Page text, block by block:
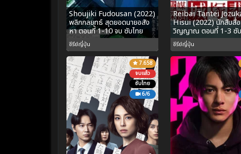
Shoujiki Fudousan (2022)
พลิกกลยุทธ์ สุดยอดนายอสัง
หา ตอนที่ 1-10 จบ ซับไทย
ซีรีย์ญี่ปุ่น
Reibai Tantei
Hisui (2022) นักสืบสื่อ
วิญญาณ ตอนที่ 1-3 ซับ
ซีรีย์ญี่ปุ่น
7.658
จบแล้ว
ซับไทย
6/6